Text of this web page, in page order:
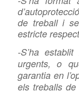
de treball i
estricte
-S’ha
urgents, o
garantia en
els treballs